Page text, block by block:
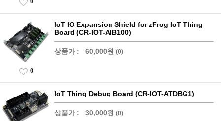
0
IoT IO Expansion Shield for zFrog IoT Thing
Board (CR-IOT-AIB100)
상품가 : 60,000원 (0)
0
IoT Thing Debug Board (CR-IOT-ATDBG1)
상품가 : 30,000원 (0)